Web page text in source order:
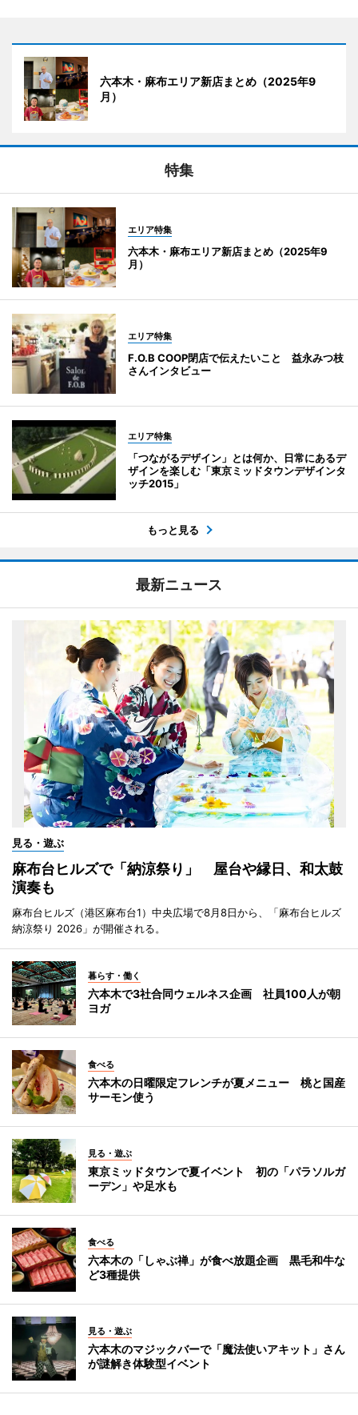
六本木・麻布エリア新店まとめ（2025年9
月）
特集
エリア特集
六本木・麻布エリア新店まとめ（2025年9
月）
エリア特集
F.O.B COOP閉店で伝えたいこと 益永みつ枝
さんインタビュー
エリア特集
「つながるデザイン」とは何か、日常にあるデ
ザインを楽しむ「東京ミッドタウンデザインタ
ッチ2015」
もっと見る
最新ニュース
見る・遊ぶ
麻布台ヒルズで「納涼祭り」 屋台や縁日、和太鼓
演奏も
麻布台ヒルズ（港区麻布台1）中央広場で8月8日から、「麻布台ヒルズ
納涼祭り 2026」が開催される。
暮らす・働く
六本木で3社合同ウェルネス企画 社員100人が朝
ヨガ
食べる
六本木の日曜限定フレンチが夏メニュー 桃と国産
サーモン使う
見る・遊ぶ
東京ミッドタウンで夏イベント 初の「パラソルガ
ーデン」や足水も
食べる
六本木の「しゃぶ禅」が食べ放題企画 黒毛和牛な
ど3種提供
見る・遊ぶ
六本木のマジックバーで「魔法使いアキット」さん
が謎解き体験型イベント